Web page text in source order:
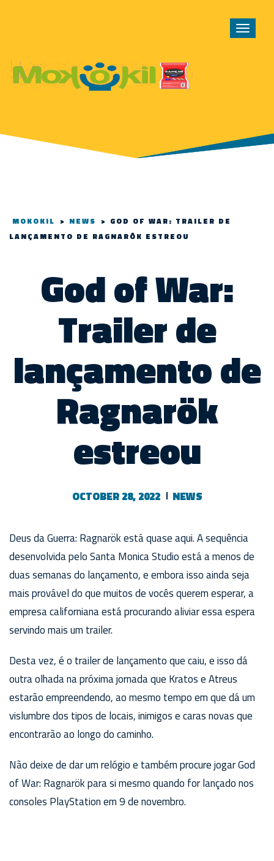
Toggle
MOKOKIL > NEWS > GOD OF WAR: TRAILER DE
LANÇAMENTO DE RAGNARÖK ESTREOU
God of War:
Trailer de
lançamento de
Ragnarök
estreou
OCTOBER 28, 2022 NEWS
Deus da Guerra: Ragnarök está quase aqui. A sequência
desenvolvida pelo Santa Monica Studio está a menos de
duas semanas do lançamento, e embora isso ainda seja
mais provável do que muitos de vocês querem esperar, a
empresa californiana está procurando aliviar essa espera
servindo mais um trailer.
Desta vez, é o trailer de lançamento que caiu, e isso dá
outra olhada na próxima jornada que Kratos e Atreus
estarão empreendendo, ao mesmo tempo em que dá um
vislumbre dos tipos de locais, inimigos e caras novas que
encontrarão ao longo do caminho.
Não deixe de dar um relógio e também procure jogar God
of War: Ragnarök para si mesmo quando for lançado nos
consoles PlayStation em 9 de novembro.